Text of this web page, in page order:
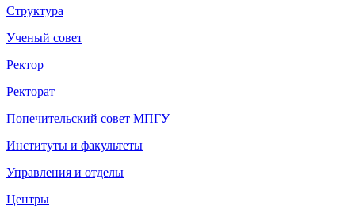
Структура
Ученый совет
Ректор
Ректорат
Попечительский совет МПГУ
Институты и факультеты
Управления и отделы
Центры